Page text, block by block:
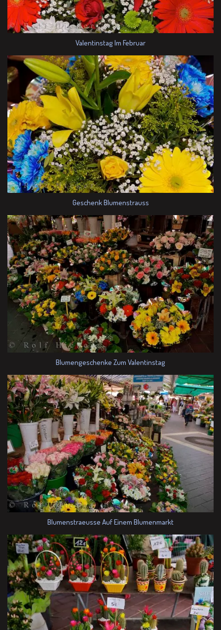
Valentinstag Im Februar
Geschenk Blumenstrauss
Blumengeschenke Zum Valentinstag
Blumenstraeusse Auf Einem Blumenmarkt